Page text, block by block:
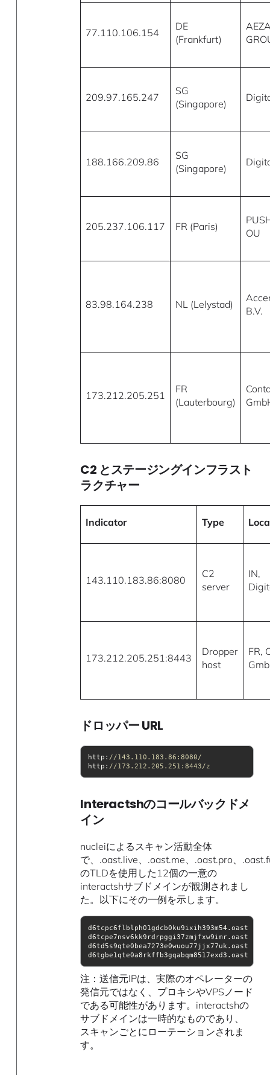
77.110.106.154
DE
(Frankfurt)
209.97.165.247
SG
(Singapore)
188.166.209.86
SG
(Singapore)
205.237.106.117 FR (Paris)
OU
83.98.164.238 NL (Lelystad)
B.V.
173.212.205.251
FR
(Lauterbourg)
C2 とステージングインフラスト
ラクチャー
Indicator Type
143.110.183.86:8080
C2
server
IN,
173.212.205.251:8443
Dropper
host
FR,
ドロッパー URL
http: //143.110.183.86:8080/
http: //173.212.205.251:8443/z
Interactshのコールバックドメ
イン
nucleiによるスキャン活動全体
で、.oast.live、.oast.me、.oast.pro、
のTLDを使用した12個の一意の
interactshサブドメインが観測されまし
た。以下にその一例を示します。
d6tgbe1qte0a8rkffb3gqabqm8517exd3.oast.fun
注：送信元IPは、実際のオペレーターの
発信元ではなく、プロキシやVPSノード
である可能性があります。interactshの
サブドメインは一時的なものであり、
スキャンごとにローテーションされま
す。